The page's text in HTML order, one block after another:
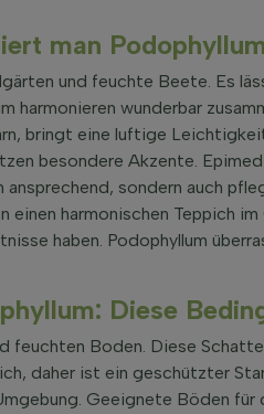
man
und feuchte Beete. Es
harmonieren wunderbar
bringt eine luftige
besondere Akzente.
sondern auch
harmonischen Teppich
haben. Podophyllum
Diese
feuchten Boden. Diese
daher ist ein geschützter
Geeignete Böden